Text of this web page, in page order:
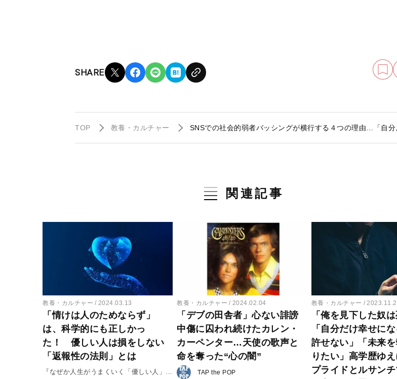
SHARE
TOP 教養・カルチャー SNSでの社会的弱者バッシングが横行する４つの理由…「自分
関連記事
教養・カルチャー 2024.03.13
「情けは人のためならず」
は、科学的にも正しかっ
た！ 優しい人は損をしない
「返報性の法則」とは
『なぜか人生がうまくいく「優しい人」の
教養・カルチャー 2024.02.04
「デブの田舎者」心ない誹謗
中傷に囚われ続けたカレン・
カーペンター…天使の歌声と
命を奪った“心の闇”
TAP the POP
教養・カルチャー
「俺を見下した奴は
「自分だけ幸せに
許せない」「未来
りたい」高学歴ゆ
プライドとルサン